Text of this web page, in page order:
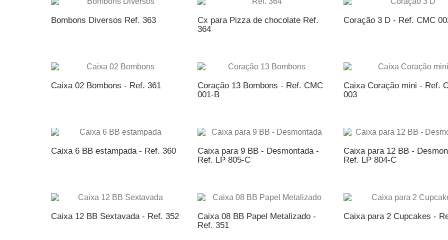
Bombons Diversos Ref. 363
Cx para Pizza de chocolate Ref.
364
Coração 3 D - Ref. CMC
Caixa 02 Bombons - Ref. 361
Coração 13 Bombons - Ref. CMC
001-B
Caixa Coração mini - Ref.
003
Caixa 6 BB estampada - Ref. 360
Caixa para 9 BB - Desmontada -
Ref. LP 805-C
Caixa para 12 BB -
Ref. LP 804-C
Caixa 12 BB Sextavada - Ref. 352
Caixa 08 BB Papel Metalizado -
Ref. 351
Caixa para 2 Cupcakes -